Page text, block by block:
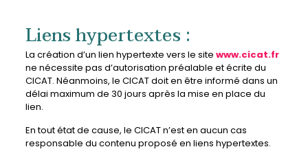
Liens hypertextes :
La création d’un lien hypertexte vers le site www.cicat.fr
ne nécessite pas d’autorisation préalable et écrite du
CICAT. Néanmoins, le CICAT doit en être informé dans un
délai maximum de 30 jours après la mise en place du
lien.
En tout état de cause, le CICAT n’est en aucun cas
responsable du contenu proposé en liens hypertextes.